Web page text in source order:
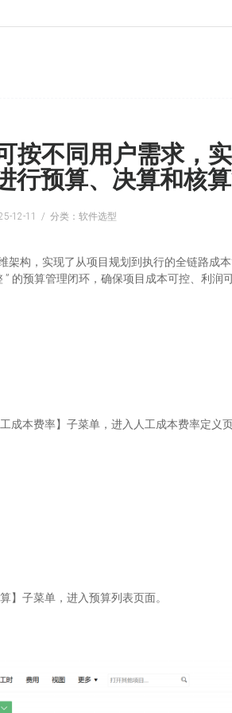
按不同用户需求，
行预算、决算和核
12-11 分类：软件选型
架构，实现了从项目规划到执行的全链路成
的预算管理闭环，确保项目成本可控、利润
本费率】子菜单，进入人工成本费率定义
子菜单，进入预算列表页面。